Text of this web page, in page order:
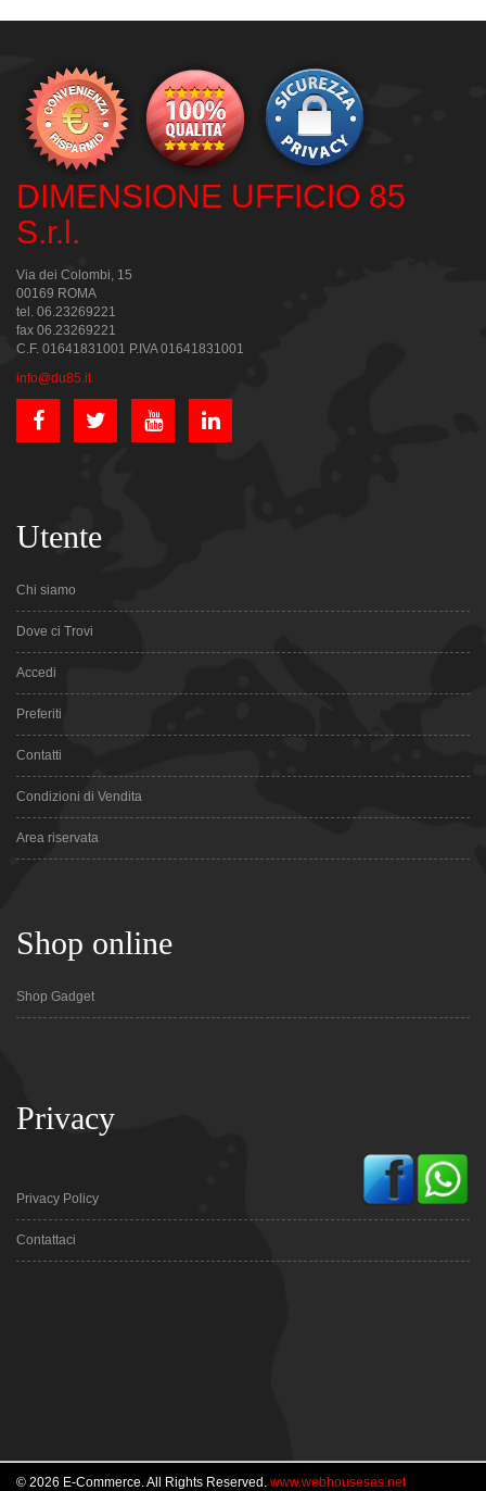
DIMENSIONE UFFICIO 85
S.r.l.
Via dei Colombi, 15
00169 ROMA
tel. 06.23269221
fax 06.23269221
C.F. 01641831001 P.IVA 01641831001
info@du85.it
Utente
Chi siamo
Dove ci Trovi
Accedi
Preferiti
Contatti
Condizioni di Vendita
Area riservata
Shop online
Shop Gadget
Privacy
Privacy Policy
Contattaci
© 2026 E-Commerce. All Rights Reserved. www.webhousesas.net